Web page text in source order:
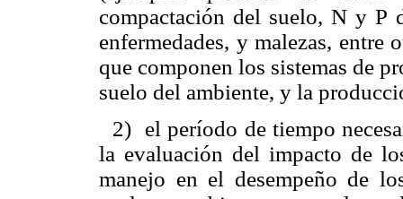
compactación del suelo, N y P
enfermedades, y malezas, entre
que componen los sistemas de
suelo del ambiente, y la
2) el período de tiempo
la evaluación del impacto de
manejo en el desempeño de